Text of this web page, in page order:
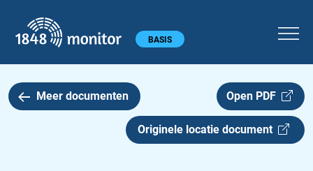
Hoofdmenu BASIS
Meer documenten Open PDF
Originele locatie document